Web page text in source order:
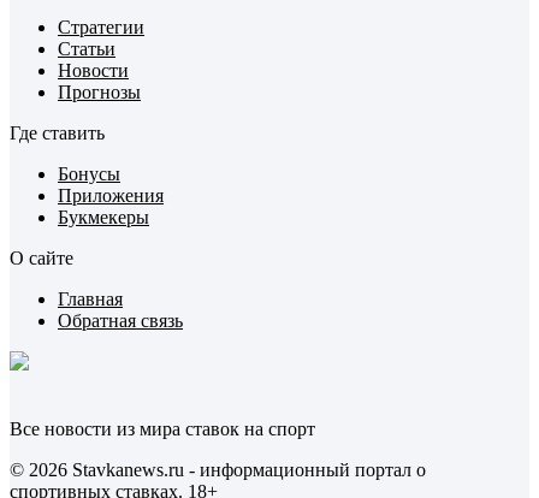
Стратегии
Статьи
Новости
Прогнозы
Где ставить
Бонусы
Приложения
Букмекеры
О сайте
Главная
Обратная связь
Все новости из мира ставок на спорт
© 2026 Stavkanews.ru - информационный портал о
спортивных ставках. 18+